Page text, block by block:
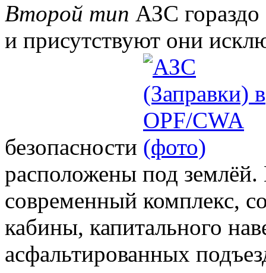
Второй тип АЗС
и присутствуют они
безопасности
расположены под
современный комплекс,
кабины, капитального
асфальтированных